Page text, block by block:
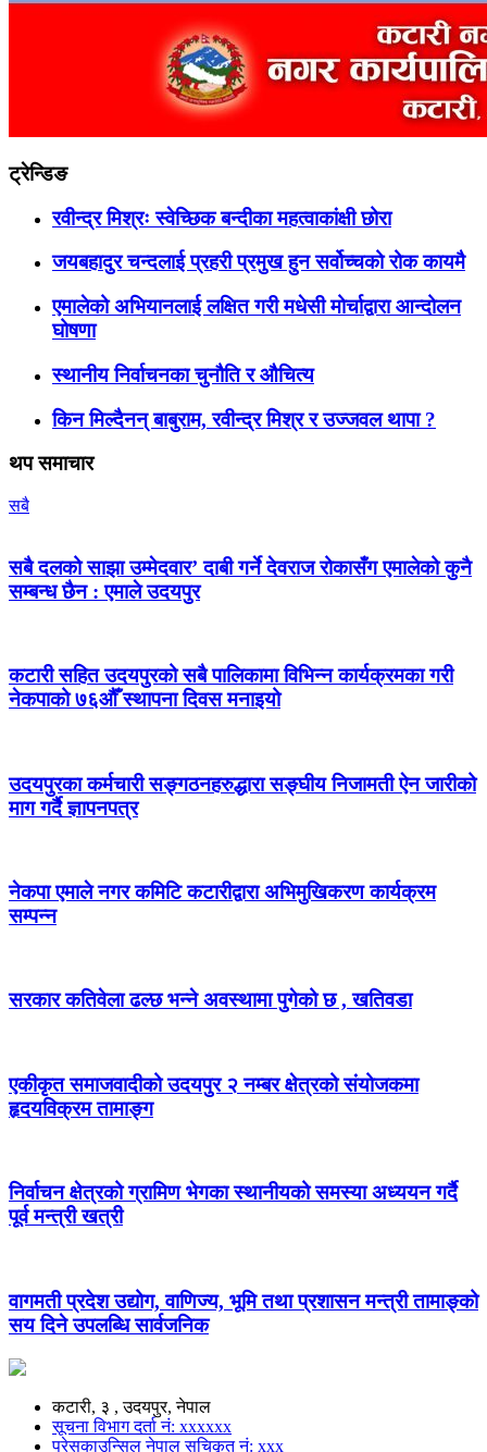
ट्रेन्डिङ
रवीन्द्र मिश्रः स्वेच्छिक बन्दीका महत्वाकांक्षी छोरा
जयबहादुर चन्दलाई प्रहरी प्रमुख हुन सर्वोच्चको रोक कायमै
एमालेको अभियानलाई लक्षित गरी मधेसी मोर्चाद्वारा आन्दोलन
घोषणा
स्थानीय निर्वाचनका चुनौति र औचित्य
किन मिल्दैनन् बाबुराम, रवीन्द्र मिश्र र उज्जवल थापा ?
थप समाचार
सबै
सबै दलको साझा उम्मेदवार’ दाबी गर्ने देवराज रोकासँग एमालेको कुनै
सम्बन्ध छैन : एमाले उदयपुर
कटारी सहित उदयपुरको सबै पालिकामा विभिन्न कार्यक्रमका गरी
नेकपाको ७६औँ स्थापना दिवस मनाइयो
उदयपुरका कर्मचारी सङ्गठनहरुद्धारा सङ्घीय निजामती ऐन जारीको
माग गर्दै ज्ञापनपत्र
नेकपा एमाले नगर कमिटि कटारीद्वारा अभिमुखिकरण कार्यक्रम
सम्पन्न
सरकार कतिवेला ढल्छ भन्ने अवस्थामा पुगेको छ , खतिवडा
एकीकृत समाजवादीको उदयपुर २ नम्बर क्षेत्रको संयोजकमा
हृदयविक्रम तामाङ्ग
निर्वाचन क्षेत्रको ग्रामिण भेगका स्थानीयको समस्या अध्ययन गर्दै
पूर्व मन्त्री खत्री
वागमती प्रदेश उद्योग, वाणिज्य, भूमि तथा प्रशासन मन्त्री तामाङ्को
सय दिने उपलब्धि सार्वजनिक
कटारी, ३ , उदयपुर, नेपाल
सूचना विभाग दर्ता नं: xxxxxx
प्रेसकाउन्सिल नेपाल सुचिकृत नं: xxx